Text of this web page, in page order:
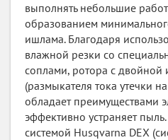
выполнять небольшие
образованием
ишлама. Благодаря
влажной резки со
соплами, ротора с двойной
(размыкателя тока утечки
обладает преимуществами
эффективно устраняет
системой Husqvarna DEX